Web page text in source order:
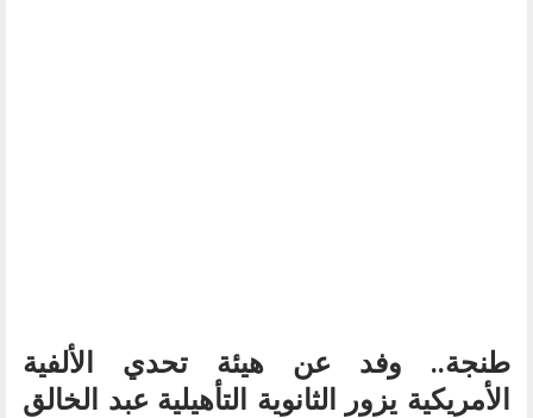
طنجة.. وفد عن هيئة تحدي الألفية
الأمريكية يزور الثانوية التأهيلية عبد الخالق